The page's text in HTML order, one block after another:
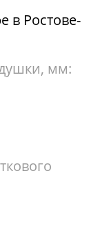
в Ростове-
мм: